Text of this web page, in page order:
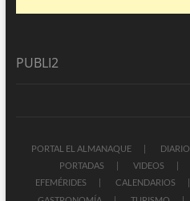
PUBLI2
PORTAL EL ALMANAQUE DIARIO
PORTADAS
VIDEOS
EFEMÉRIDES
CALENDARIOS